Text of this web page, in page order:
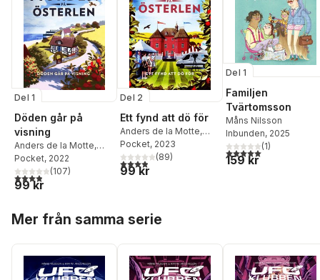
Del 1
Döden går på
visning
Anders de la Motte,
Måns Nilsson
Pocket, 2022
3,9utav 5 stjärnor. Totalt antal röster:
(107)
99 kr
Del 2
Ett fynd att dö för
Anders de la Motte,
Måns Nilsson
Pocket, 2023
3,9utav 5 stjärnor. Totalt antal röster:
(89)
99 kr
Del 1
Familjen
Tvärtomsson
Måns Nilsson
Inbunden, 2025
5,0utav 5 stjärnor.
(1)
159 kr
Mer från samma serie